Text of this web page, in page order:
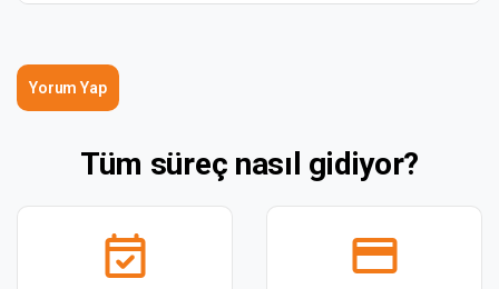
Yorum Yap
Tüm süreç nasıl gidiyor?